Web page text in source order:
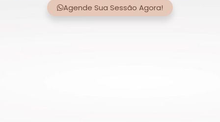
Agende Sua Sessão Agora!